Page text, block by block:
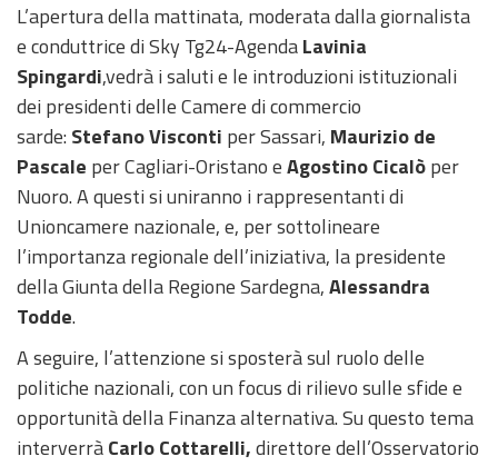
L’apertura della mattinata, moderata dalla giornalista
e conduttrice di Sky Tg24-AgendaLavinia
Spingardi,vedrà i saluti e le introduzioni istituzionali
dei presidenti delle Camere di commercio
sarde: Stefano Visconti per Sassari, Maurizio de
Pascale per Cagliari-Oristano eAgostino Cicalòper
Nuoro. A questi si uniranno i rappresentanti di
Unioncamere nazionale, e, per sottolineare
l’importanza regionale dell’iniziativa, la presidente
della Giunta della Regione Sardegna,Alessandra
Todde.
A seguire, l’attenzione si sposterà sul ruolo delle
politiche nazionali, con un focus di rilievo sulle sfide e
opportunità della Finanza alternativa. Su questo tema
interverràCarlo Cottarelli,direttore dell’Osservatorio